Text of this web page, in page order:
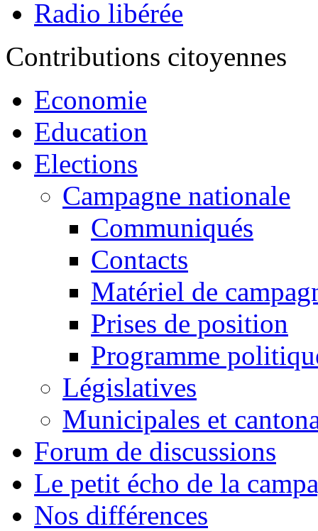
Radio libérée
Contributions citoyennes
Economie
Education
Elections
Campagne nationale
Communiqués
Contacts
Matériel de
Prises de position
Programme
Législatives
Municipales et
Forum de discussions
Le petit écho de la
Nos différences